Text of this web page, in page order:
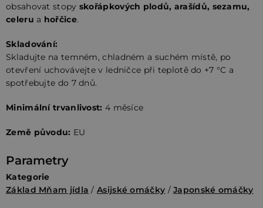
obsahovat stopy skořápkových plodů, arašídů, sezamu,
celeru a hořčice.
Skladování:
Skladujte na temném, chladném a suchém místě, po
otevření uchovávejte v ledničce při teplotě do +7 °C a
spotřebujte do 7 dnů.
Minimální trvanlivost: 4 měsíce
Země původu: EU
Parametry
Kategorie
Základ Mňam jídla /Asijské omáčky /Japonské omáčky